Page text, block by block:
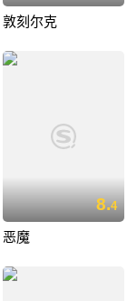
敦刻尔克
8.4
恶魔